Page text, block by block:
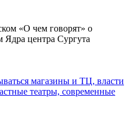
«О чем говорят» о
Ядра центра Сургута